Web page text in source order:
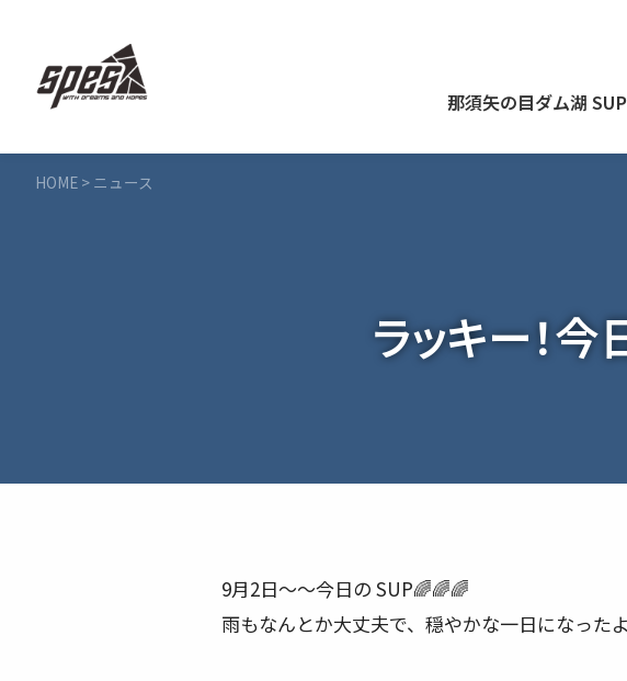
那須矢の目ダム湖
HOME > ニュース
ラッキー！
9月2日〜〜今日の SUP🌈🌈🌈
雨もなんとか大丈夫で、穏やかな一日になった